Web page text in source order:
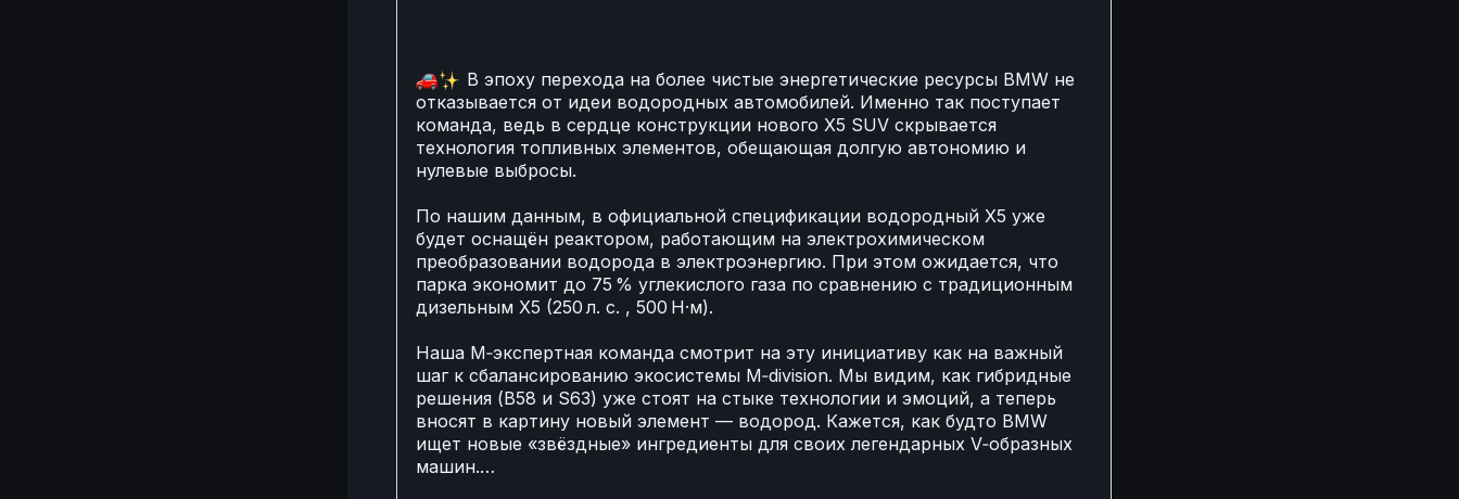
🚗
✨В эпоху перехода на более чистые энергетические ресурсы BMW не
отказывается от идеи водородных автомобилей. Именно так поступает
команда, ведь в сердце конструкции нового X5 SUV скрывается
технология топливных элементов, обещающая долгую автономию и
нулевые выбросы.
По нашим данным, в официальной спецификации водородный X5 уже
будет оснащён реактором, работающим на электрохимическом
преобразовании водорода в электроэнергию. При этом ожидается, что
парка экономит до 75 % углекислого газа по сравнению с традиционным
дизельным X5 (250 л. с. , 500 Н·м).
Наша M‑экспертная команда смотрит на эту инициативу как на важный
шаг к сбалансированию экосистемы M‑division. Мы видим, как гибридные
решения (B58 и S63) уже стоят на стыке технологии и эмоций, а теперь
вносят в картину новый элемент — водород. Кажется, как будто BMW
ищет новые «звёздные» ингредиенты для своих легендарных V‑образных
машин.…